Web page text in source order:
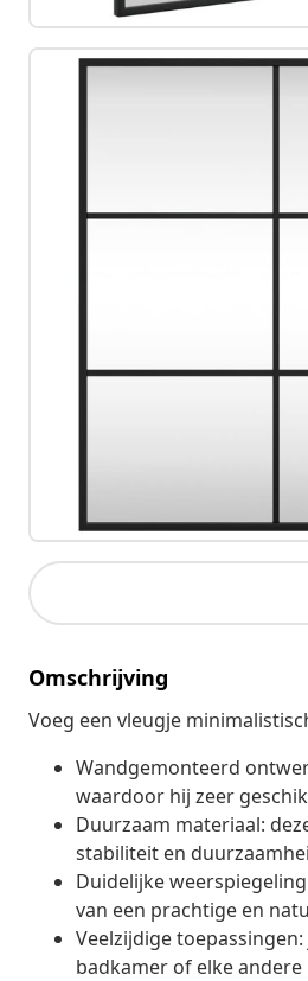
Omschrijving
Voeg een vleugje
Wandgemonteerd
waardoor hij zeer
Duurzaam materiaal:
stabiliteit en
Duidelijke
van een prachtige en
Veelzijdige
badkamer of elke